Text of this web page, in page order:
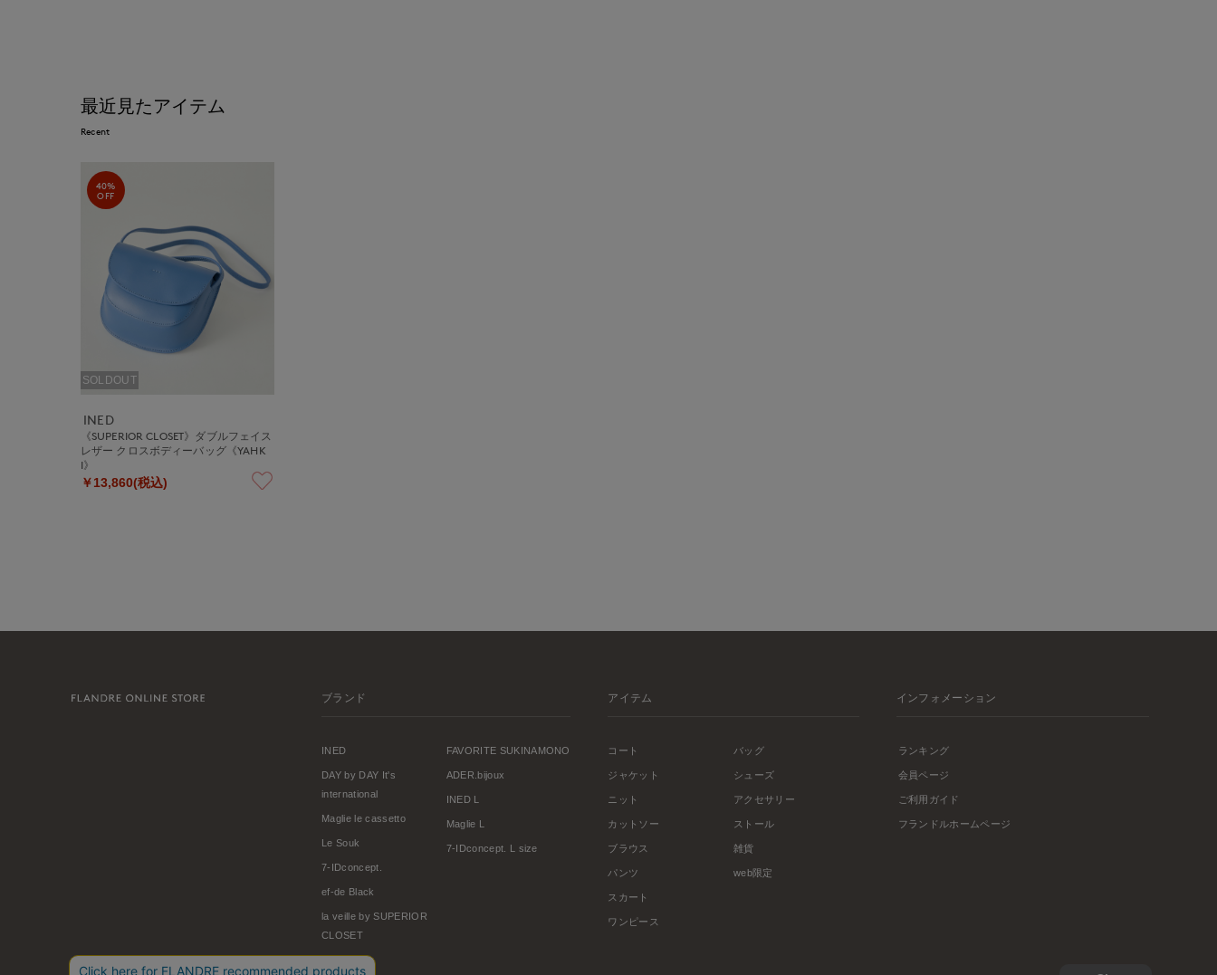
最近見たアイテム
Recent
40%
OFF
SOLDOUT
INED
《SUPERIOR CLOSET》ダブルフェイス
レザー クロスボディーバッグ《YAHK
I》
￥13,860(税込)
ブランド
INED
DAY by DAY It's
international
Maglie le cassetto
Le Souk
7-IDconcept.
ef-de Black
la veille by SUPERIOR
CLOSET
FAVORITE SUKINAMONO
ADER.bijoux
INED L
Maglie L
7-IDconcept. L size
アイテム
コート
ジャケット
ニット
カットソー
ブラウス
パンツ
スカート
ワンピース
バッグ
シューズ
アクセサリー
ストール
雑貨
web限定
インフォメーション
ランキング
会員ページ
ご利用ガイド
フランドルホームページ